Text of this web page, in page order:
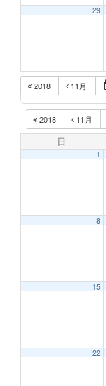
29
2018 11月
2018 11月
日
1
8
15
22